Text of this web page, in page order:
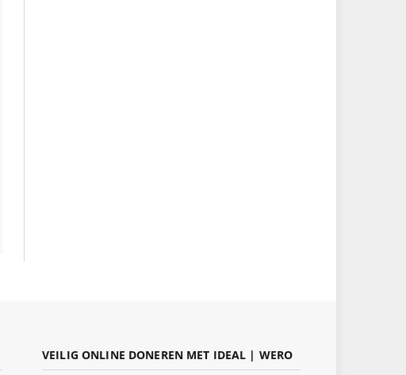
VEILIG ONLINE DONEREN MET IDEAL | WERO